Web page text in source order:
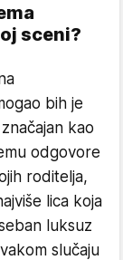
sceni?
bih je
kao
odgovore
roditelja,
lica koja
luksuz
slučaju